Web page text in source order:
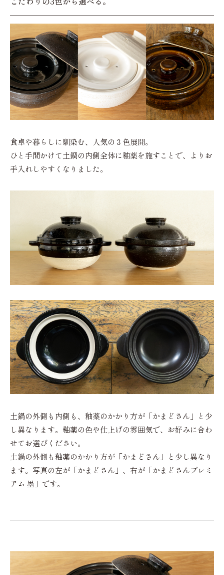
食卓や暮らしに馴染む、人気の３色展開。
ひと手間かけて土鍋の内側全体に釉薬を施すことで、よりお
手入れしやすくなりました。
土鍋の外側も内側も、釉薬のかかり方が「かまどさん」と少
し異なります。釉薬の色や仕上げの雰囲気で、お好みに合わ
せてお選びください。
土鍋の外側も釉薬のかかり方が「かまどさん」と少し異なり
ます。写真の左が「かまどさん」、右が「かまどさんプレミ
アム 墨」です。